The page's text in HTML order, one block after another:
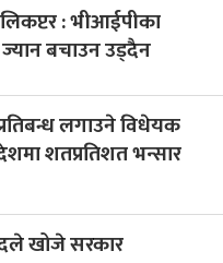
: भीआईपीका
बचाउन उड्दैन
लगाउने विधेयक
शतप्रतिशत भन्सार
खोजे सरकार